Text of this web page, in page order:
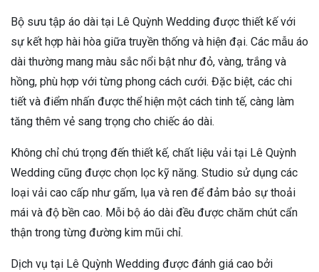
Bộ sưu tập áo dài tại Lê Quỳnh Wedding được thiết kế với
sự kết hợp hài hòa giữa truyền thống và hiện đại. Các mẫu áo
dài thường mang màu sắc nổi bật như đỏ, vàng, trắng và
hồng, phù hợp với từng phong cách cưới. Đặc biệt, các chi
tiết và điểm nhấn được thể hiện một cách tinh tế, càng làm
tăng thêm vẻ sang trọng cho chiếc áo dài.
Không chỉ chú trọng đến thiết kế, chất liệu vải tại Lê Quỳnh
Wedding cũng được chọn lọc kỹ năng. Studio sử dụng các
loại vải cao cấp như gấm, lụa và ren để đảm bảo sự thoải
mái và độ bền cao. Mỗi bộ áo dài đều được chăm chút cẩn
thận trong từng đường kim mũi chỉ.
Dịch vụ tại Lê Quỳnh Wedding được đánh giá cao bởi